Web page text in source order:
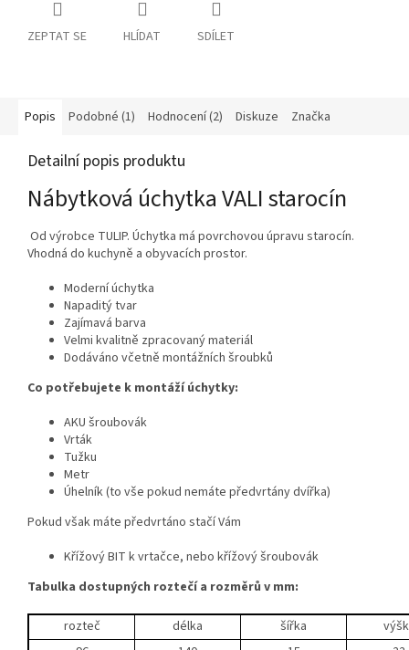
ZEPTAT SE HLÍDAT SDÍLET
Popis Podobné (1) Hodnocení (2) Diskuze Značka
Detailní popis produktu
Nábytková úchytka VALI starocín
Od výrobce TULIP. Úchytka má povrchovou úpravu starocín.
Vhodná do kuchyně a obyvacích prostor.
Moderní úchytka
Napaditý tvar
Zajímavá barva
Velmi kvalitně zpracovaný materiál
Dodáváno včetně montážních šroubků
Co potřebujete k montáží úchytky:
AKU šroubovák
Vrták
Tužku
Metr
Úhelník (to vše pokud nemáte předvrtány dvířka)
Pokud však máte předvrtáno stačí Vám
Křížový BIT k vrtačce, nebo křížový šroubovák
Tabulka dostupných roztečí a rozměrů v mm:
rozteč délka šířka